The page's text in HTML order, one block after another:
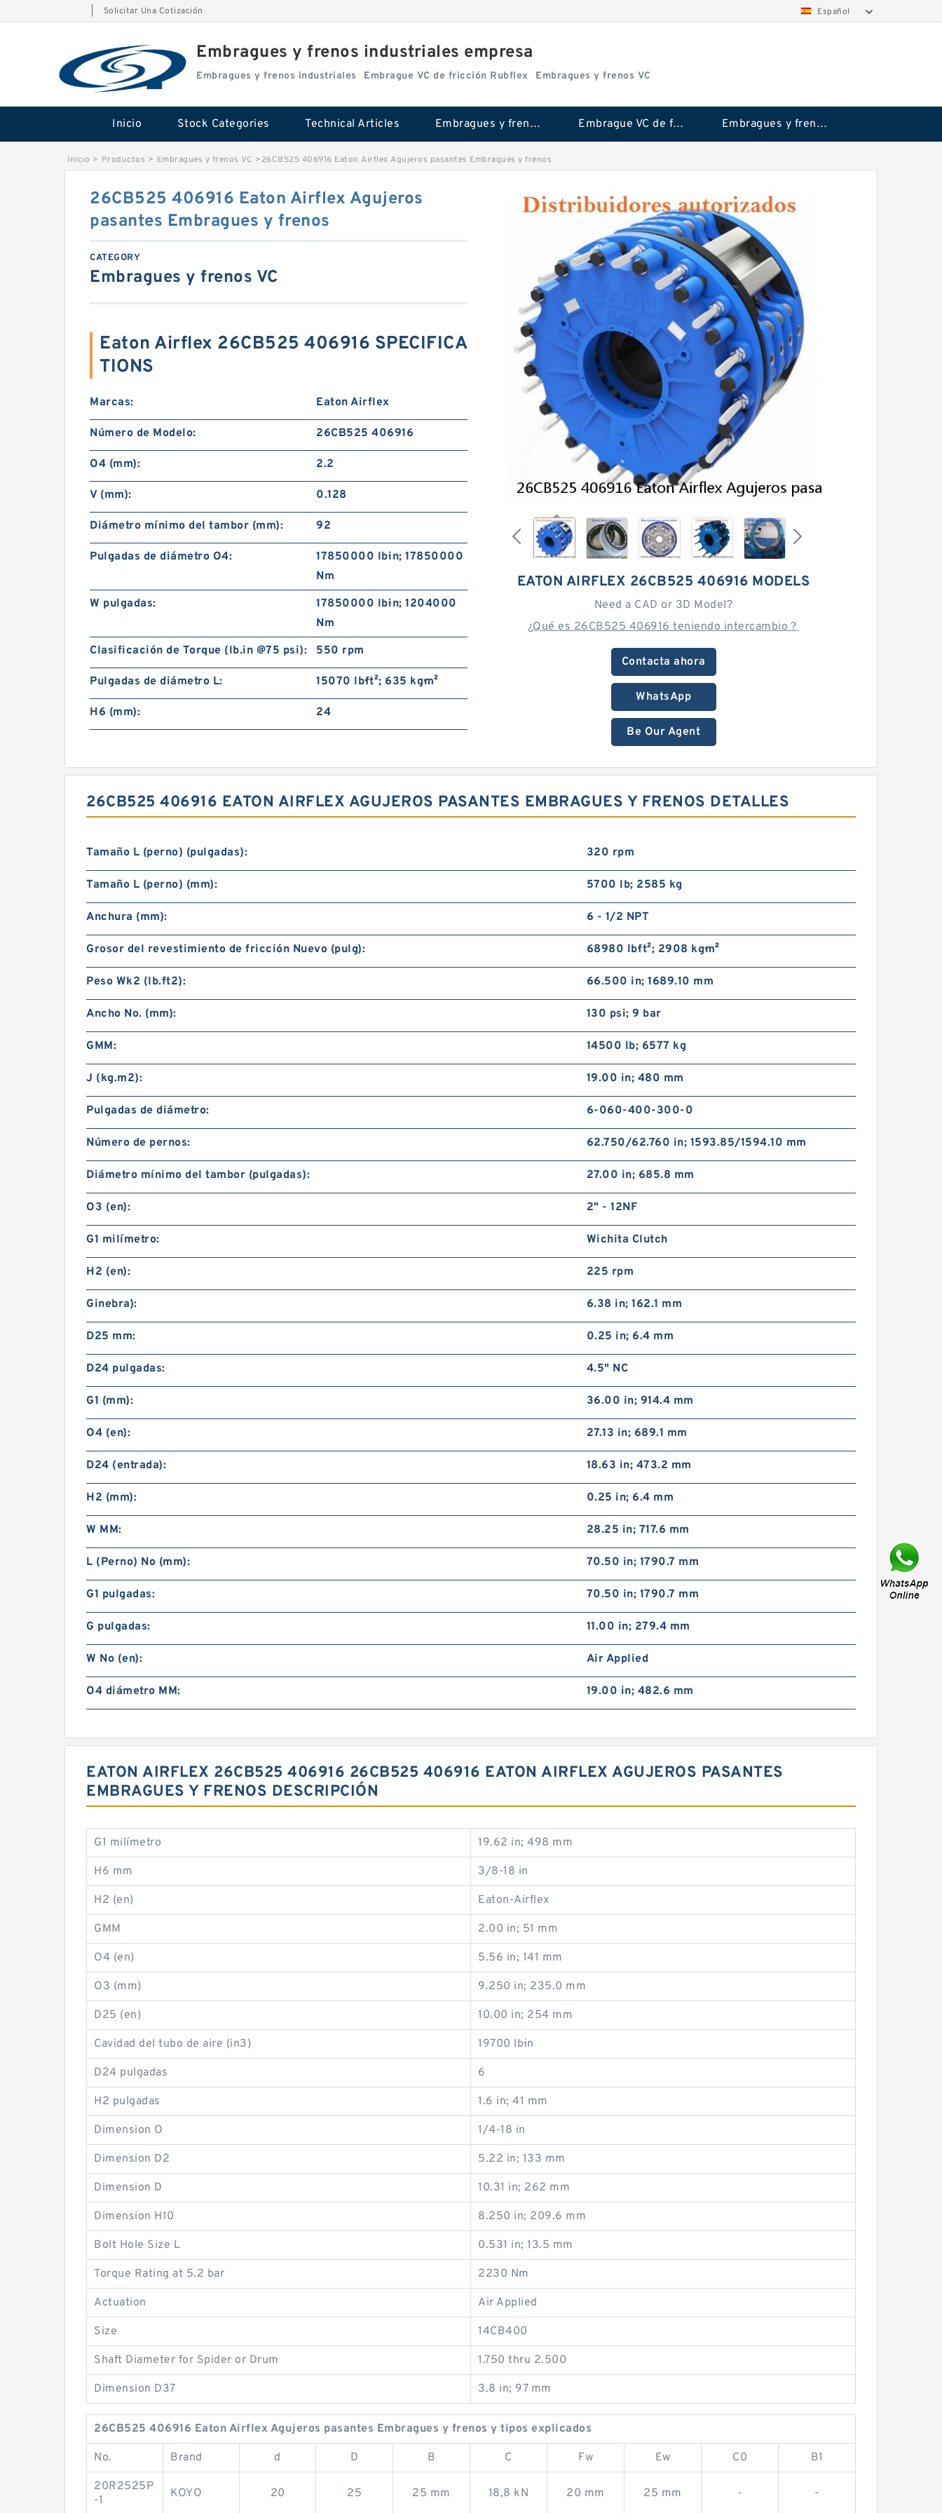
Solicitar Una Cotización Español
Embragues y frenos industriales empresa
Embragues y frenos industriales Embrague VC de fricción Rubflex Embragues y frenos VC
Inicio Stock Categories Technical Articles Embragues y frenos industriales Embrague VC de fricción Rubflex Embragues y frenos VC
Inicio > Productos > Embragues y frenos VC >26CB525 406916 Eaton Airflex Agujeros pasantes Embragues y frenos
EATON AIRFLEX 26CB525 406916 MODELS
Need a CAD or 3D Model?
¿Qué es 26CB525 406916 teniendo intercambio？
Contacta ahora
WhatsApp
Be Our Agent
26CB525 406916 Eaton Airflex Agujeros
pasantes Embragues y frenos
CATEGORY
Embragues y frenos VC
Eaton Airflex 26CB525 406916 SPECIFICA
TIONS
Marcas: Eaton Airflex
Número de Modelo: 26CB525 406916
O4 (mm): 2.2
V (mm): 0.128
Diámetro mínimo del tambor (mm): 92
Pulgadas de diámetro O4:
17850000 lb·in; 17850000
Nm
W pulgadas:
17850000 lb·in; 1204000
Nm
Clasificación de Torque (lb.in @75 psi):
550 rpm
Pulgadas de diámetro L: 15070 lb·ft²; 635 kg·m²
H6 (mm): 24
26CB525 406916 EATON AIRFLEX AGUJEROS PASANTES EMBRAGUES Y FRENOS DETALLES
Tamaño L (perno) (pulgadas): 320 rpm
Tamaño L (perno) (mm): 5700 lb; 2585 kg
Anchura (mm): 6 - 1/2 NPT
Grosor del revestimiento de fricción Nuevo (pulg): 68980 lb·ft²; 2908 kg·m²
Peso Wk2 (lb.ft2): 66.500 in; 1689.10 mm
Ancho No. (mm): 130 psi; 9 bar
GMM: 14500 lb; 6577 kg
J (kg.m2): 19.00 in; 480 mm
Pulgadas de diámetro: 6-060-400-300-0
Número de pernos: 62.750/62.760 in; 1593.85/1594.10 mm
Diámetro mínimo del tambor (pulgadas): 27.00 in; 685.8 mm
O3 (en): 2" - 12NF
G1 milímetro: Wichita Clutch
H2 (en): 225 rpm
Ginebra): 6.38 in; 162.1 mm
D25 mm: 0.25 in; 6.4 mm
D24 pulgadas: 4.5" NC
G1 (mm): 36.00 in; 914.4 mm
O4 (en): 27.13 in; 689.1 mm
D24 (entrada): 18.63 in; 473.2 mm
H2 (mm): 0.25 in; 6.4 mm
W MM: 28.25 in; 717.6 mm
L (Perno) No (mm): 70.50 in; 1790.7 mm
G1 pulgadas: 70.50 in; 1790.7 mm
G pulgadas: 11.00 in; 279.4 mm
W No (en): Air Applied
O4 diámetro MM: 19.00 in; 482.6 mm
EATON AIRFLEX 26CB525 406916 26CB525 406916 EATON AIRFLEX AGUJEROS PASANTES
EMBRAGUES Y FRENOS DESCRIPCIÓN
G1 milímetro 19.62 in; 498 mm
H6 mm 3/8-18 in
H2 (en) Eaton-Airflex
GMM 2.00 in; 51 mm
O4 (en) 5.56 in; 141 mm
O3 (mm) 9.250 in; 235.0 mm
D25 (en) 10.00 in; 254 mm
Cavidad del tubo de aire (in3) 19700 lb·in
D24 pulgadas 6
H2 pulgadas 1.6 in; 41 mm
Dimension O 1/4-18 in
Dimension D2 5.22 in; 133 mm
Dimension D 10.31 in; 262 mm
Dimension H10 8.250 in; 209.6 mm
Bolt Hole Size L 0.531 in; 13.5 mm
Torque Rating at 5.2 bar 2230 Nm
Actuation Air Applied
Size 14CB400
Shaft Diameter for Spider or Drum 1.750 thru 2.500
Dimension D37 3.8 in; 97 mm
26CB525 406916 Eaton Airflex Agujeros pasantes Embragues y frenos y tipos explicados
No. Brand d D B C Fw Ew C0 B1
20R2525P
-1
KOYO 20 25 25 mm 18,8 kN 20 mm 25 mm - -